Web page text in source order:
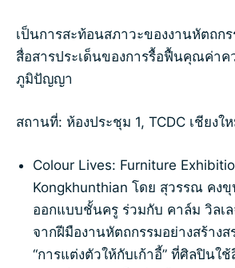
เป็นการสะท้อนสภาวะของงานหัตถก
สื่อสารประเด็นของการรื้อฟื้นคุณค่า
ภูมิปัญญา
สถานที่: ห้องประชุม 1, TCDC เชียงใ
Colour Lives: Furniture
Kongkhunthian โดย สุวรรณ คง
ออกแบบชั้นครู ร่วมกับ คาล์ม วิลเล
จากฝีมืองานหัตถกรรมอย่างสร้างส
“การแต่งตัวให้กับเก้าอี้” ที่ศิลปินใ